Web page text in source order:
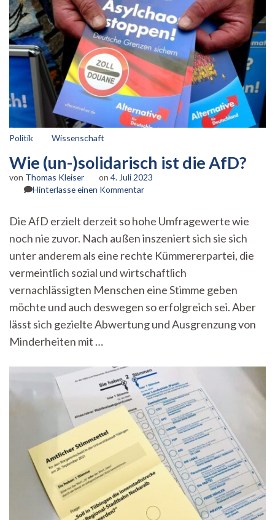
Politik Wissenschaft
Wie (un-)solidarisch ist die AfD?
von Thomas Kleiser on 4. Juli 2023
Hinterlasse einen Kommentarzu
ist
die
AfD?
Die AfD erzielt derzeit so hohe Umfragewerte wie
noch nie zuvor. Nach außen inszeniert sich sie sich
unter anderem als eine rechte Kümmererpartei, die
vermeintlich sozial und wirtschaftlich
vernachlässigten Menschen eine Stimme geben
möchte und auch deswegen so erfolgreich sei. Aber
lässt sich gezielte Abwertung und Ausgrenzung von
Minderheiten mit …